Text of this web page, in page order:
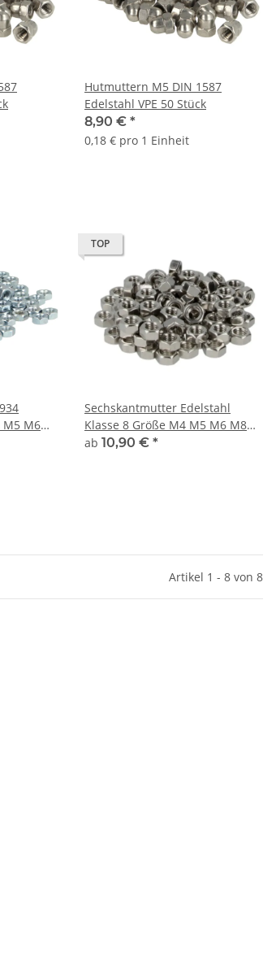
Hutmuttern M5 DIN 1587
Edelstahl VPE 50 Stück
8,90 € *
0,18 € pro 1 Einheit
M5 M6
TOP
Sechskantmutter Edelstahl
Klasse 8 Größe M4 M5 M6 M8
M10 M12 100Stk
ab 10,90 € *
Artikel 1 - 8 von 8